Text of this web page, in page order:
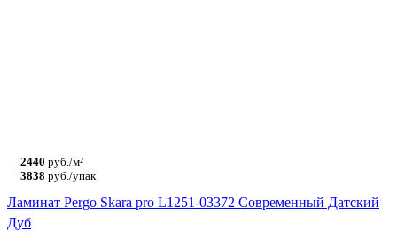
2440 руб./м²
3838 руб./упак
Ламинат Pergo Skara pro L1251-03372 Современный Датский
Дуб